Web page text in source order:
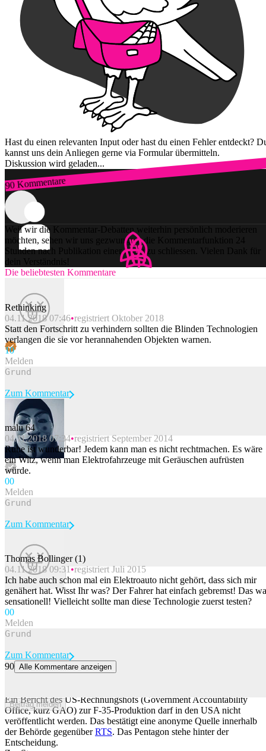
Hast du einen relevanten Input oder hast du einen Fehler entdeckt?
kannst uns dein Anliegen gerne via Formular übermitteln.
Diskussion wird geladen...
90 Kommentare
Zum Login
Weil wir die Kommentar-Debatten weiterhin persönlich moderieren
möchten, sehen wir uns gezwungen, die Kommentarfunktion 24
Stunden nach Publikation einer Story zu schliessen. Vielen Dank für
dein Verständnis!
Die beliebtesten Kommentare
Rethinking
04.11.2018 07:46 registriert Oktober 2018
Statt den Fortschritt zu verhindern sollten die Blinden Technologien
verlangen die sie vor herannahenden Objekten warnen.
10
Melden
Beitrag melden
Zum Kommentar
malu 64
04.11.2018 07:34 registriert September 2014
Ruhe ist wunderbar! Jedem kann man es nicht rechtmachen. Es wäre
ein Witz, wenn man Elektrofahrzeuge mit Geräuschen aufrüsten
würde.
00
Melden
Beitrag melden
Zum Kommentar
Thomas Bollinger (1)
04.11.2018 09:31 registriert Juli 2015
Ich habe auch schon mal ein Elektroauto nicht gehört, dass sich mir
genähert hat. Wisst Ihr was? Der Fahrer hat einfach gebremst! Das
sensationell! Vielleicht sollte man diese Technologie zuerst testen?
00
Melden
Beitrag melden
Zum Kommentar
90 Alle Kommentare anzeigen
Ein Bericht des US-Rechnungshofs (Government Accountability
Office, kurz GAO) zur F-35-Produktion darf in den USA nicht
veröffentlicht werden. Das bestätigt eine anonyme Quelle innerhalb
der Behörde gegenüberRTS. Das Pentagon stehe hinter der
Entscheidung.